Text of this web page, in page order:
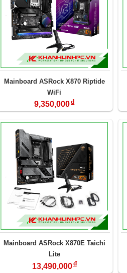
Mainboard ASRock X870 Riptide
WiFi
9,350,000đ
Mainboard ASRock X870E Taichi
Lite
13,490,000đ